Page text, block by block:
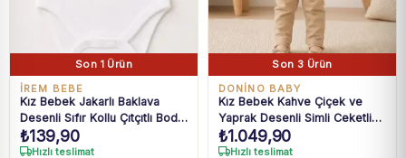
Son 1 Ürün
İREM BEBE
Kız Bebek Jakarlı Baklava
Desenli Sıfır Kollu Çıtçıtlı Body
0-36 Ay
₺139,90
Hızlı teslimat
Son 3 Ürün
DONİNO BABY
Kız Bebek Kahve Çiçek ve
Yaprak Desenli Simli Ceketli
3'lü Takım 6-24 Ay
₺1.049,90
Hızlı teslimat